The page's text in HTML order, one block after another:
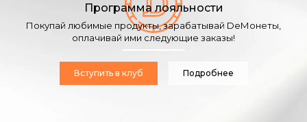
Программа лояльности
Покупай любимые продукты, зарабатывай DeМонеты,
оплачивай ими следующие заказы!
Вступить в клуб Подробнее